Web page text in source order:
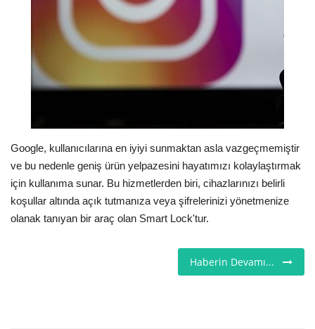
İş & Ekonomi
Videolar
Kültür - Sanat
Firma Rehberi
Restoranlar
Google, kullanıcılarına en iyiyi sunmaktan asla vazgeçmemiştir
ve bu nedenle geniş ürün yelpazesini hayatımızı kolaylaştırmak
için kullanıma sunar. Bu hizmetlerden biri, cihazlarınızı belirli
koşullar altında açık tutmanıza veya şifrelerinizi yönetmenize
olanak tanıyan bir araç olan Smart Lock'tur.
Haberin Devamı...